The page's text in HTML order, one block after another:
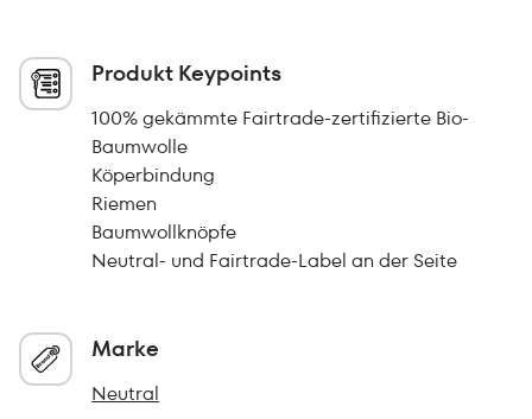
Produkt Keypoints
100% gekämmte Fairtrade-zertifizierte Bio-
Baumwolle
Köperbindung
Riemen
Baumwollknöpfe
Neutral- und Fairtrade-Label an der Seite
Marke
Neutral